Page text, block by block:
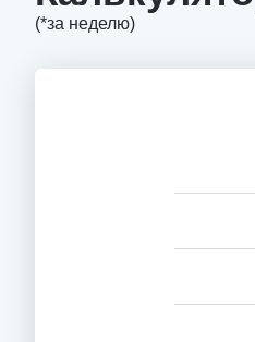
(*за неделю)